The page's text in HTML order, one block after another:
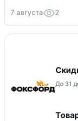
7 августа 2
До 31